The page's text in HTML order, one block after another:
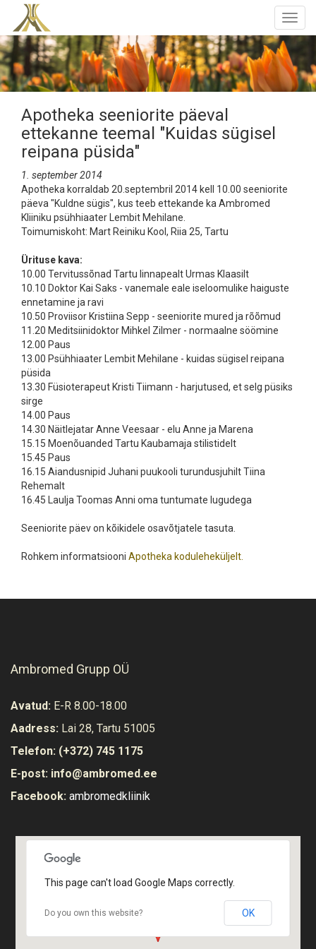
Apotheka seeniorite päeval
ettekanne teemal "Kuidas sügisel
reipana püsida"
1. september 2014
Apotheka korraldab 20.septembril 2014 kell 10.00 seeniorite
päeva "Kuldne sügis", kus teeb ettekande ka Ambromed
Kliiniku psühhiaater Lembit Mehilane.
Toimumiskoht: Mart Reiniku Kool, Riia 25, Tartu
Ürituse kava:
10.00 Tervitussõnad Tartu linnapealt Urmas Klaasilt
10.10 Doktor Kai Saks - vanemale eale iseloomulike haiguste
ennetamine ja ravi
10.50 Proviisor Kristiina Sepp - seeniorite mured ja rõõmud
11.20 Meditsiinidoktor Mihkel Zilmer - normaalne söömine
12.00 Paus
13.00 Psühhiaater Lembit Mehilane - kuidas sügisel reipana
püsida
13.30 Füsioterapeut Kristi Tiimann - harjutused, et selg püsiks
sirge
14.00 Paus
14.30 Näitlejatar Anne Veesaar - elu Anne ja Marena
15.15 Moenõuanded Tartu Kaubamaja stilistidelt
15.45 Paus
16.15 Aiandusnipid Juhani puukooli turundusjuhilt Tiina
Rehemalt
16.45 Laulja Toomas Anni oma tuntumate lugudega
Seeniorite päev on kõikidele osavõtjatele tasuta.
Rohkem informatsiooni Apotheka koduleheküljelt.
Ambromed Grupp OÜ
Avatud: E-R 8.00-18.00
Aadress: Lai 28, Tartu 51005
Telefon: (+372) 745 1175
E-post: info@ambromed.ee
Facebook: ambromedkliinik
This page can't load Google Maps correctly.
Do you own this website? OK